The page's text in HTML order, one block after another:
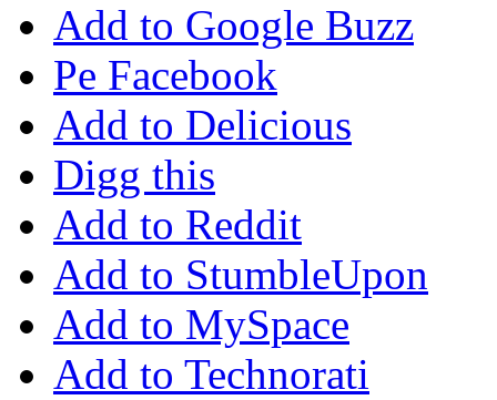
Add to Google Buzz
Pe Facebook
Add to Delicious
Digg this
Add to Reddit
Add to StumbleUpon
Add to MySpace
Add to Technorati